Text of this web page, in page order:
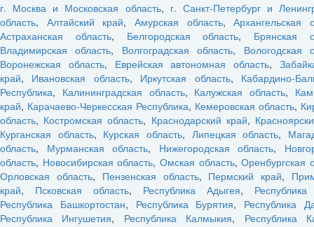
г. Москва и Московская область, г. Санкт-Петербург и
область, Алтайский край,Амурская область,Архангельская
Астраханская область, Белгородская область, Брянская
Владимирская область, Волгоградская область, Вологодская
Воронежская область, Еврейская автономная область,
край, Ивановская область, Иркутская область, Кабардино-
Республика, Калининградская область, Калужская область,
край, Карачаево-Черкесская Республика, Кемеровская область,
область, Костромская область, Краснодарский край,
Курганская область, Курская область, Липецкая область,
область, Мурманская область, Нижегородская область,
область, Новосибирская область,Омская область,Оренбургская
Орловская область, Пензенская область, Пермский край,
край, Псковская область, Республика Адыгея,
Республика Башкортостан, Республика Бурятия, Республика
Республика Ингушетия, Республика Калмыкия, Республика